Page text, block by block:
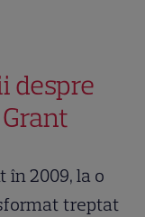
despre
în 2009, la o
treptat